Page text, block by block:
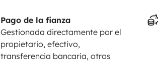
Pago de la fianza
Gestionada directamente por el
propietario, efectivo,
transferencia bancaria, otros